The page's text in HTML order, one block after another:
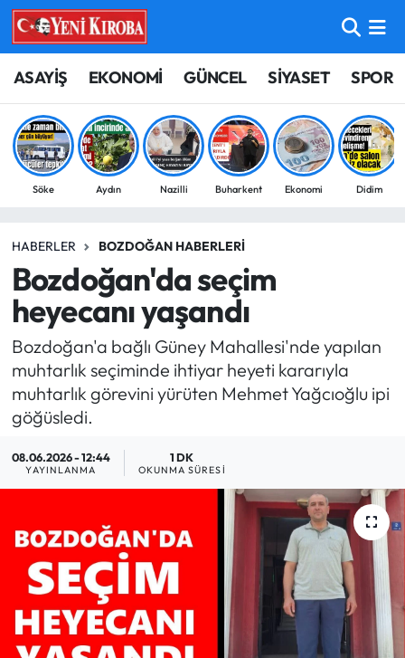
ASAYİŞ EKONOMİ GÜNCEL SİYASET SPOR
Söke Aydın Nazilli Buharkent Ekonomi Didim
HABERLER BOZDOĞAN HABERLERI
Bozdoğan'da seçim
heyecanı yaşandı
Bozdoğan'a bağlı Güney Mahallesi'nde yapılan
muhtarlık seçiminde ihtiyar heyeti kararıyla
muhtarlık görevini yürüten Mehmet Yağcıoğlu ipi
göğüsledi.
08.06.2026 - 12:44
YAYINLANMA
1 DK
OKUNMA SÜRESI
ASAYİŞ
BİLİM-TEKNOLOJİ
ÇEVRE
EĞİTİM
EKONOMİ
GÜNCEL
GÜNDEM
SİYASET
SPOR
TARIM
Aydın Nöbetçi Eczaneler
Aydın Hava Durumu
Aydin Namaz Vakitleri
Süper Lig Puan Durumu ve Fikstür
Tüm Manşetler
Son Dakika Haberleri
Haber Arşivi